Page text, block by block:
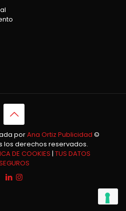
porAna Ortiz Publicidad ©
los derechos reservados.
DE COOKIES | TUS DATOS